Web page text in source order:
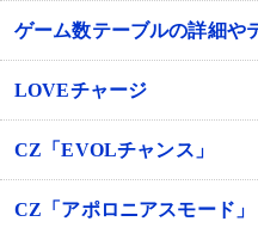
ゲーム数テーブルの詳細や
LOVEチャージ
CZ「EVOLチャンス」
CZ「アポロニアスモード」